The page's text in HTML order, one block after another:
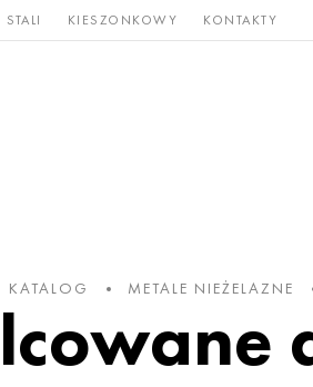
STALI KIESZONKOWY KONTAKTY
Stal Rzadkie i
KATALOG METALE NIEŻELAZNE